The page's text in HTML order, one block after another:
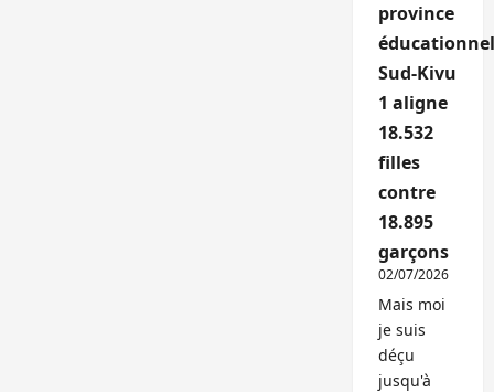
province
Sud-Kivu
1 aligne
18.532
filles
contre
18.895
garçons
02/07/2026
Mais moi
je suis
déçu
jusqu'à